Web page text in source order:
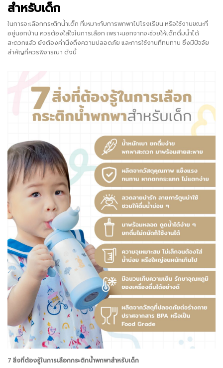
สำหรับเด็ก
ในการจะเลือกกระติกน้ำเด็ก ที่เหมาะกับการพกพาไปโรงเรียน หรือใช้งานขณะที่
อยู่นอกบ้าน ควรต้องใส่ใจในการเลือก เพราะนอกจากจะช่วยให้เด็กดื่มน้ำได้
สะดวกแล้ว ยังต้องคำนึงถึงความปลอดภัย และการใช้งานที่ทนทาน ซึ่งมีปัจจัย
สำคัญที่ควรพิจารณา ดังนี้
7 สิ่งที่ต้องรู้ในการเลือกกระติกน้ำพกพาสำหรับเด็ก